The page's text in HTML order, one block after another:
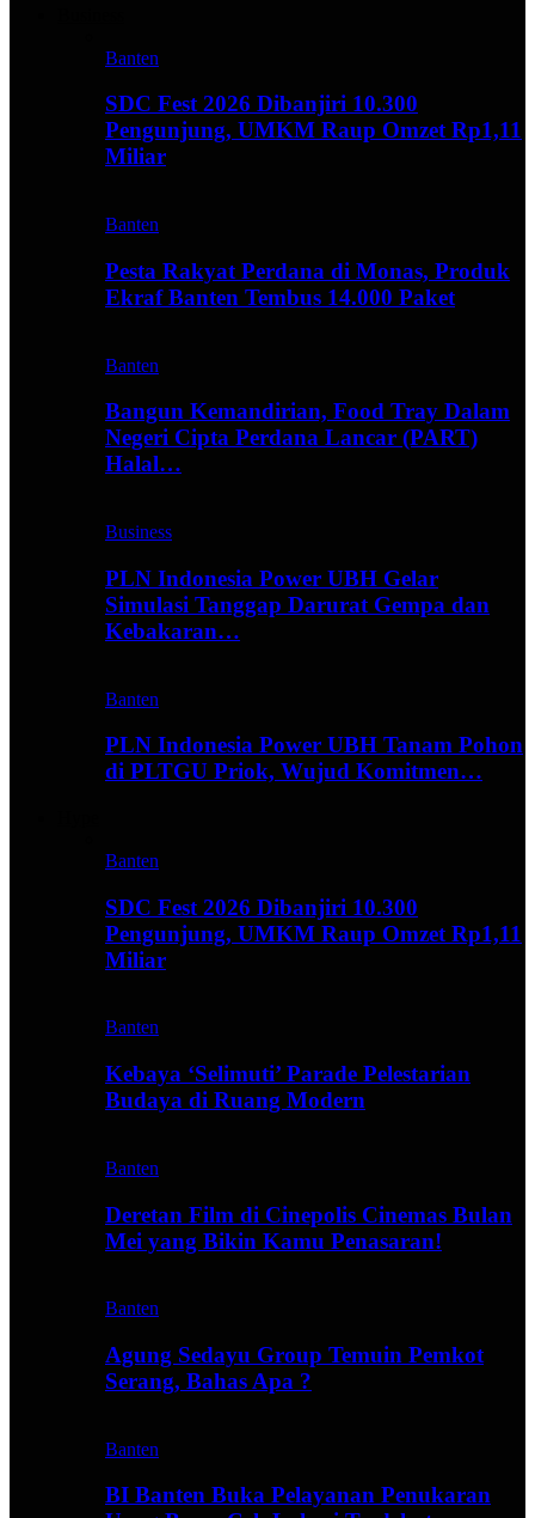
Banten
SDC Fest 2026 Dibanjiri 10.300
Pengunjung, UMKM Raup Omzet Rp1,11
Miliar
Banten
Pesta Rakyat Perdana di Monas, Produk
Ekraf Banten Tembus 14.000 Paket
Banten
Bangun Kemandirian, Food Tray Dalam
Negeri Cipta Perdana Lancar (PART)
Halal…
Business
PLN Indonesia Power UBH Gelar
Simulasi Tanggap Darurat Gempa dan
Kebakaran…
Banten
PLN Indonesia Power UBH Tanam Pohon
di PLTGU Priok, Wujud Komitmen…
Banten
SDC Fest 2026 Dibanjiri 10.300
Pengunjung, UMKM Raup Omzet Rp1,11
Miliar
Banten
Kebaya ‘Selimuti’ Parade Pelestarian
Budaya di Ruang Modern
Banten
Deretan Film di Cinepolis Cinemas Bulan
Mei yang Bikin Kamu Penasaran!
Banten
Agung Sedayu Group Temuin Pemkot
Serang, Bahas Apa ?
Banten
BI Banten Buka Pelayanan Penukaran